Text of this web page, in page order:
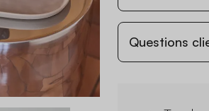
Questions